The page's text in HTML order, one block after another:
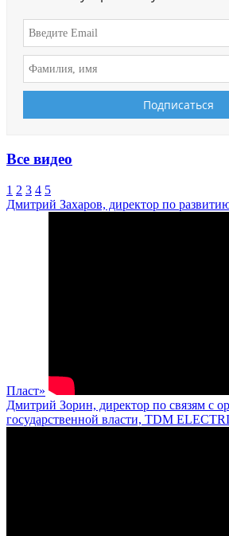
Все видео
1 2 3 4 5
Дмитрий Захаров, директор по
Пласт»
Дмитрий Зорин, директор по связям с
государственной власти, TDM